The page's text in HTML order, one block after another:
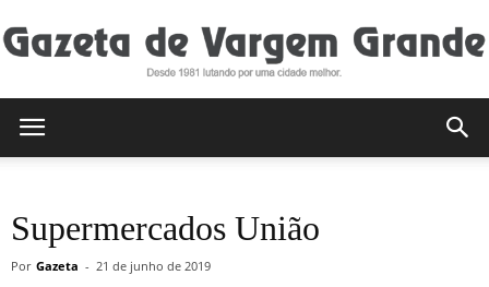
de
Supermercados União
Por Gazeta - 21 de junho de 2019